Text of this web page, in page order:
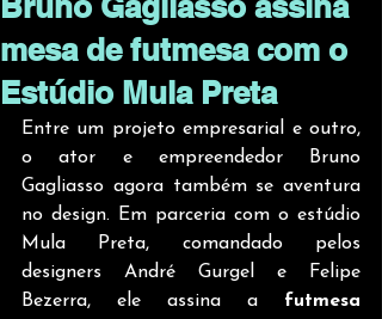
mesa de futmesa com o
Estúdio Mula Preta
Entre um projeto empresarial e outro,
o ator e empreendedor Bruno
Gagliasso agora também se aventura
no design. Em parceria com o estúdio
Mula Preta, comandado pelos
designers André Gurgel e Felipe
Bezerra, ele assina a futmesa